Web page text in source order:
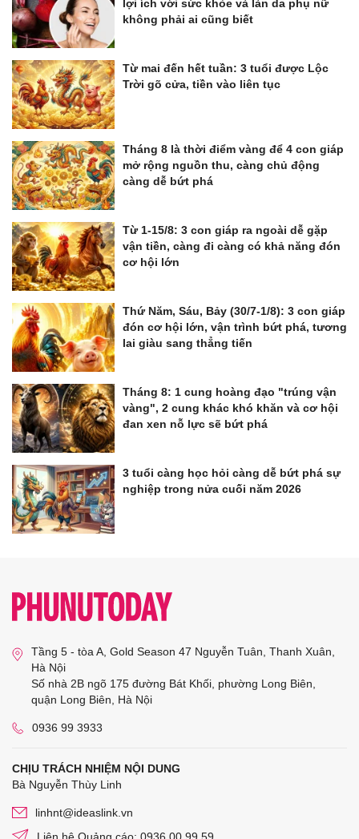
lợi ích với sức khỏe và làn da phụ nữ
không phải ai cũng biết
Từ mai đến hết tuần: 3 tuổi được Lộc
Trời gõ cửa, tiền vào liên tục
Tháng 8 là thời điểm vàng để 4 con giáp
mở rộng nguồn thu, càng chủ động
càng dễ bứt phá
Từ 1-15/8: 3 con giáp ra ngoài dễ gặp
vận tiền, càng đi càng có khả năng đón
cơ hội lớn
Thứ Năm, Sáu, Bảy (30/7-1/8): 3 con giáp
đón cơ hội lớn, vận trình bứt phá, tương
lai giàu sang thẳng tiến
Tháng 8: 1 cung hoàng đạo "trúng vận
vàng", 2 cung khác khó khăn và cơ hội
đan xen nỗ lực sẽ bứt phá
3 tuổi càng học hỏi càng dễ bứt phá sự
nghiệp trong nửa cuối năm 2026
Tầng 5 - tòa A, Gold Season 47 Nguyễn Tuân, Thanh Xuân,
Hà Nội
Số nhà 2B ngõ 175 đường Bát Khối, phường Long Biên,
quận Long Biên, Hà Nội
0936 99 3933
CHỊU TRÁCH NHIỆM NỘI DUNG
Bà Nguyễn Thùy Linh
linhnt@ideaslink.vn